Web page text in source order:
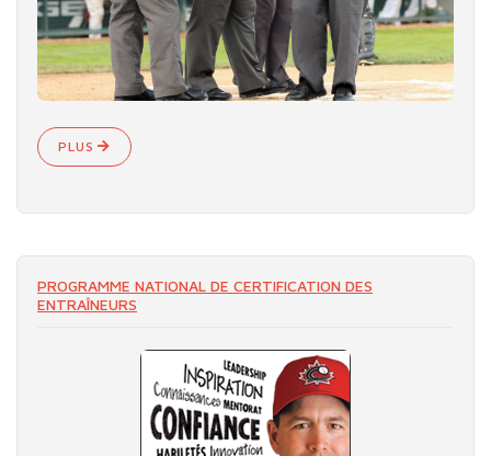
PLUS
PROGRAMME NATIONAL DE CERTIFICATION DES
ENTRAÎNEURS